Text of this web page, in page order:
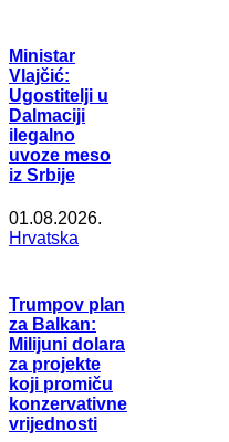
Ministar
Vlajčić:
Ugostitelji u
Dalmaciji
ilegalno
uvoze meso
iz Srbije
01.08.2026.
Hrvatska
Trumpov plan
za Balkan:
Milijuni dolara
za projekte
koji promiču
konzervativne
vrijednosti